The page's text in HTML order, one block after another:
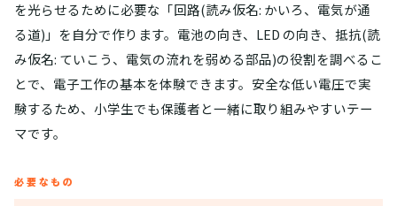
を光らせるために必要な「回路(読み仮名: かいろ、電気が通
る道)」を自分で作ります。電池の向き、LED の向き、抵抗(読
み仮名: ていこう、電気の流れを弱める部品)の役割を調べるこ
とで、電子工作の基本を体験できます。安全な低い電圧で実
験するため、小学生でも保護者と一緒に取り組みやすいテー
マです。
必要なもの